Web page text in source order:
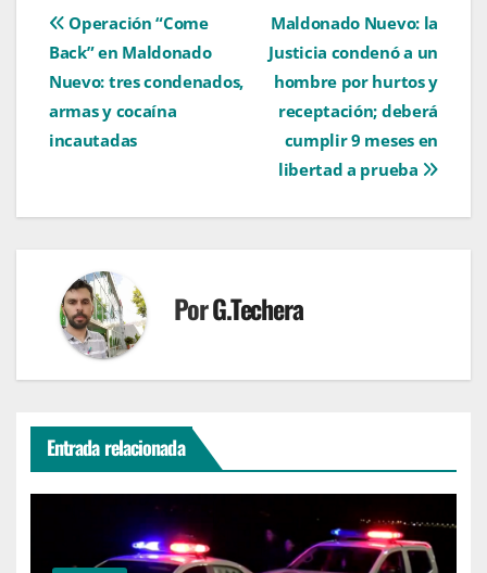
Navegación
de
entradas
Maldonado Nuevo: la
Justicia condenó a un
hombre por hurtos y
receptación; deberá
cumplir 9 meses en
libertad a prueba
Operación “Come
Back” en Maldonado
Nuevo: tres condenados,
armas y cocaína
incautadas
PorG.Techera
Entrada relacionada